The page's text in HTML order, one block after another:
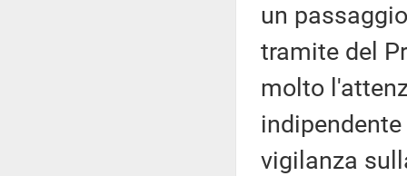
un
tramite del
molto
vigilanza